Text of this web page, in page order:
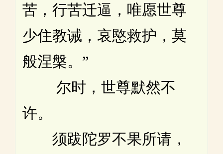
苦，行苦迁逼，唯愿世尊
少住教诫，哀愍救护，莫
般涅槃。”
尔时，世尊默然不
许。
须跋陀罗不果所请，